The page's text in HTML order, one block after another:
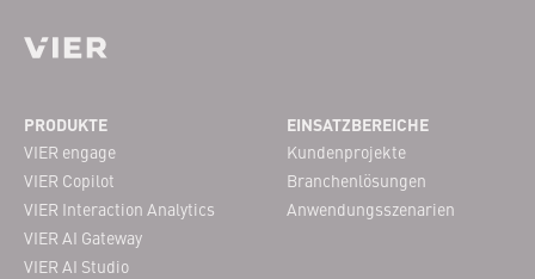
Footer Navigation
PRODUKTE
VIER engage
VIER Copilot
VIER Interaction Analytics
VIER AI Gateway
VIER AI Studio
EINSATZBEREICHE
Kundenprojekte
Branchenlösungen
Anwendungsszenarien